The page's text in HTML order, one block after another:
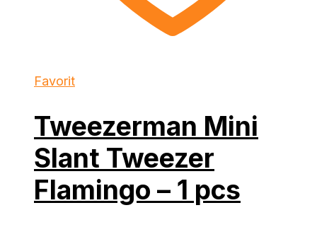
Favorit
Tweezerman Mini
Slant Tweezer
Flamingo – 1 pcs